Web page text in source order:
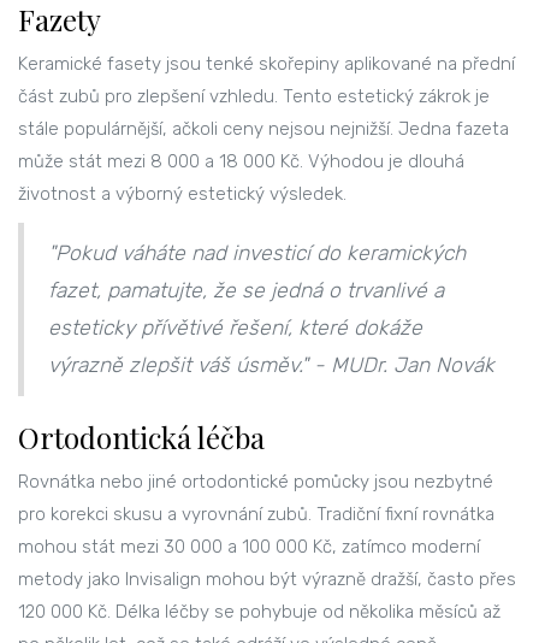
Fazety
Keramické fasety jsou tenké skořepiny aplikované na přední
část zubů pro zlepšení vzhledu. Tento estetický zákrok je
stále populárnější, ačkoli ceny nejsou nejnižší. Jedna fazeta
může stát mezi 8 000 a 18 000 Kč. Výhodou je dlouhá
životnost a výborný estetický výsledek.
"Pokud váháte nad investicí do keramických
fazet, pamatujte, že se jedná o trvanlivé a
esteticky přívětivé řešení, které dokáže
výrazně zlepšit váš úsměv." - MUDr. Jan Novák
Ortodontická léčba
Rovnátka nebo jiné ortodontické pomůcky jsou nezbytné
pro korekci skusu a vyrovnání zubů. Tradiční fixní rovnátka
mohou stát mezi 30 000 a 100 000 Kč, zatímco moderní
metody jako Invisalign mohou být výrazně dražší, často přes
120 000 Kč. Délka léčby se pohybuje od několika měsíců až